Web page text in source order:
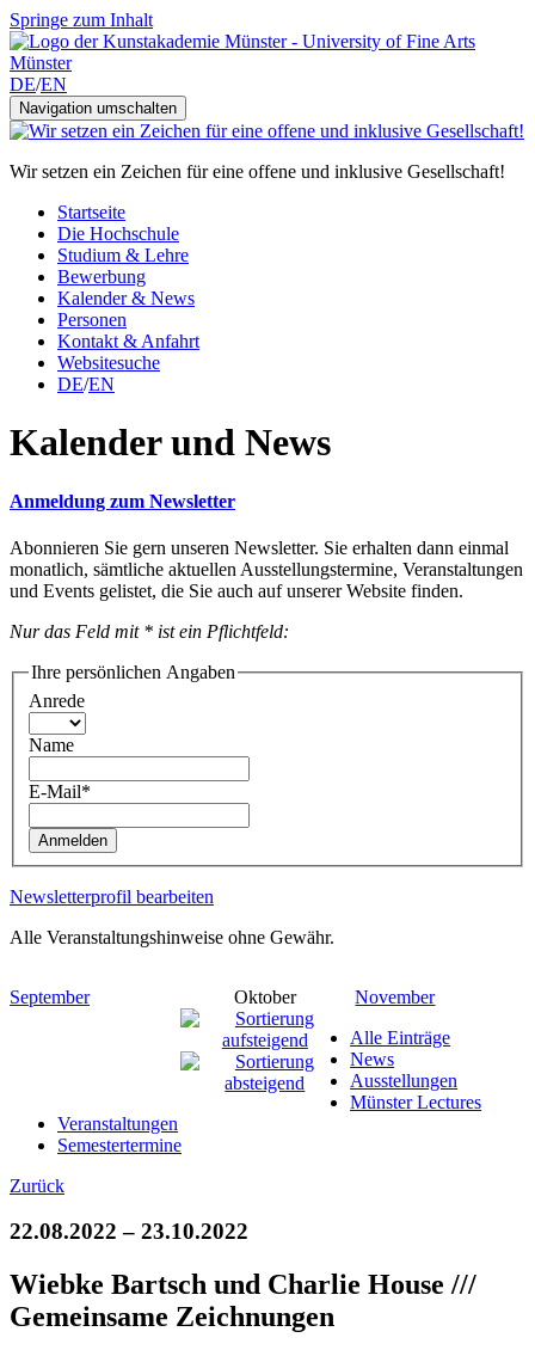
Springe zum Inhalt
DE/EN
Navigation umschalten
Wir setzen ein Zeichen für eine offene und inklusive Gesellschaft!
Startseite
Die Hochschule
Studium & Lehre
Bewerbung
Kalender & News
Personen
Kontakt & Anfahrt
Websitesuche
DE/EN
Kalender und News
Anmeldung zum Newsletter
Abonnieren Sie gern unseren Newsletter. Sie erhalten dann einmal
monatlich, sämtliche aktuellen Ausstellungstermine, Veranstaltungen
und Events gelistet, die Sie auch auf unserer Website finden.
Nur das Feld mit * ist ein Pflichtfeld:
Ihre persönlichen Angaben
Anrede
Name
E-Mail*
Anmelden
Newsletterprofil bearbeiten
Alle Veranstaltungshinweise ohne Gewähr.
September Oktober
November
Alle Einträge
News
Ausstellungen
Münster Lectures
Veranstaltungen
Semestertermine
Zurück
22.08.2022 – 23.10.2022
Wiebke Bartsch und Charlie House ///
Gemeinsame Zeichnungen